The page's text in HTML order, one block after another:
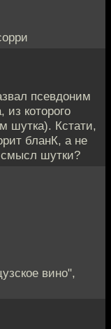
псевдоним
которого
шутка). Кстати,
бланК, а не
шутки?
вино",